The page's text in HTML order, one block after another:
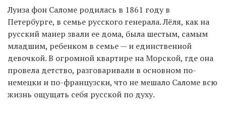
Луиза фон Саломе родилась в 1861 году в
Петербурге, в семье русского генерала. Лёля, как на
русский манер звали ее дома, была шестым, самым
младшим, ребенком в семье — и единственной
девочкой. В огромной квартире на Морской, где она
провела детство, разговаривали в основном по-
немецки и по-французски, что не мешало Саломе всю
жизнь ощущать себя русской по духу.